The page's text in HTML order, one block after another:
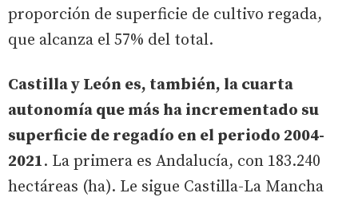
proporción de superficie de cultivo regada,
que alcanza el 57% del total.
Castilla y León es, también, la cuarta
autonomía que más ha incrementado su
superficie de regadío en el periodo 2004-
2021. La primera es Andalucía, con 183.240
hectáreas (ha). Le sigue Castilla-La Mancha